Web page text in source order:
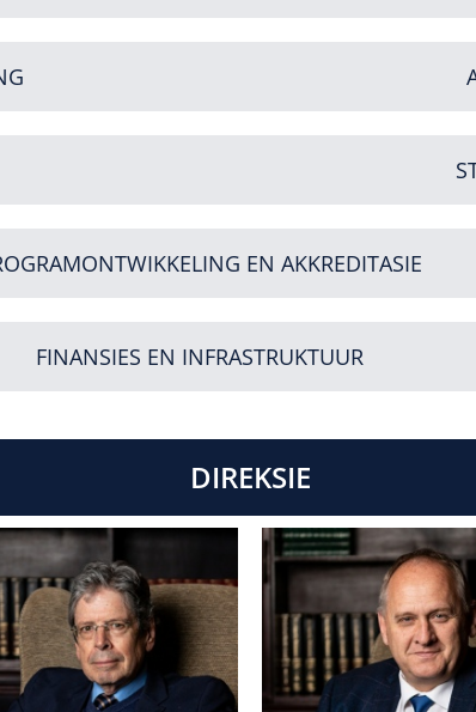
EN AKKREDITASIE
FINANSIES EN INFRASTRUKTUUR
DIREKSIE